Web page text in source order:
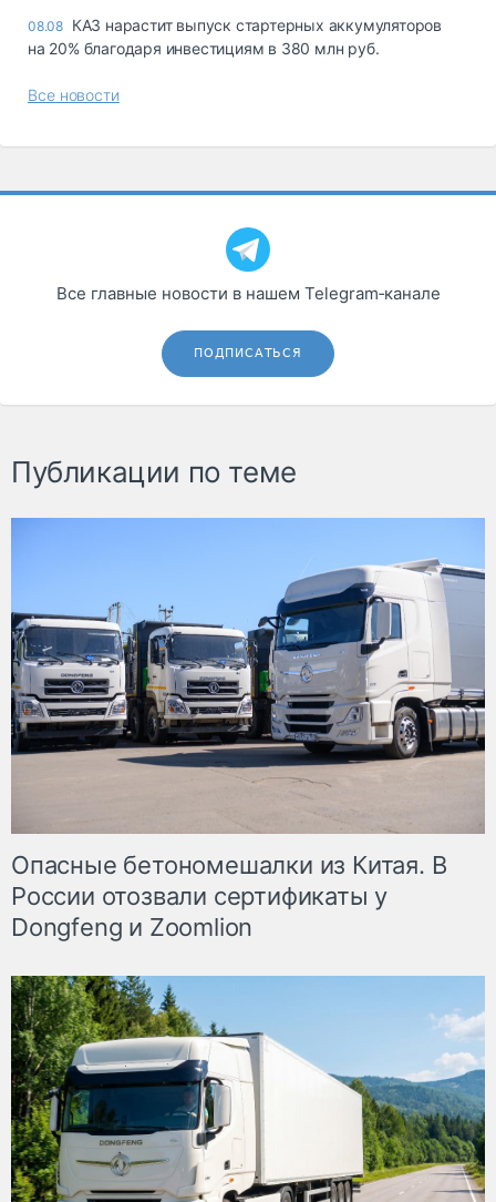
08.08 КАЗ нарастит выпуск стартерных аккумуляторов
на 20% благодаря инвестициям в 380 млн руб.
Все новости
Все главные новости в нашем Telegram‑канале
ПОДПИСАТЬСЯ
Публикации по теме
Опасные бетономешалки из Китая. В
России отозвали сертификаты у
Dongfeng и Zoomlion